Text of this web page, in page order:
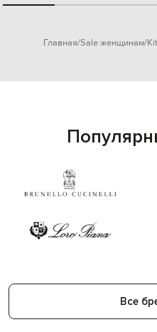
Главная Sale женщинам
Все